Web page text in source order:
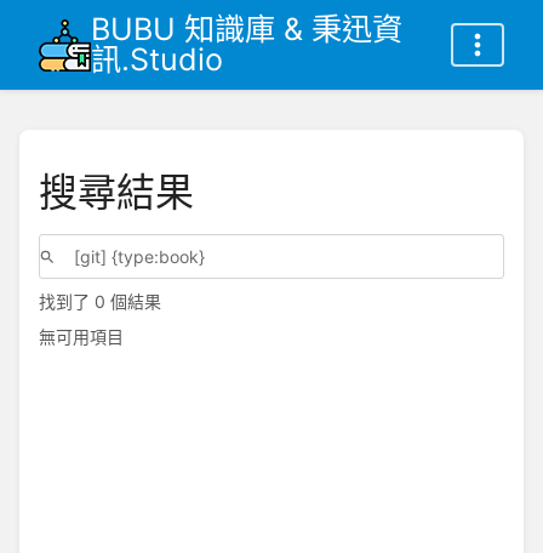
BUBU 知識庫 & 秉迅資
訊.Studio
搜尋結果
找到了 0 個結果
無可用項目